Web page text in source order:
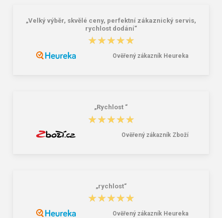
Lee Cooper LCW-26-07-4152M
Demar Detské gumáky zateplené
„Velký výběr, skvělé ceny, perfektní zákaznický servis,
rychlost dodání“
★★★★★
★★★★★
Ověřený zákazník Heureka
„Rychlost “
★★★★★
★★★★★
Ověřený zákazník Zboží
„rychlost“
★★★★★
★★★★★
Ověřený zákazník Heureka